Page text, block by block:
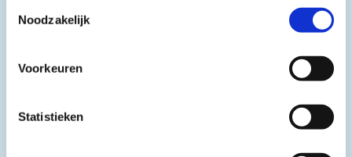
Noodzakelijk
Voorkeuren
Statistieken